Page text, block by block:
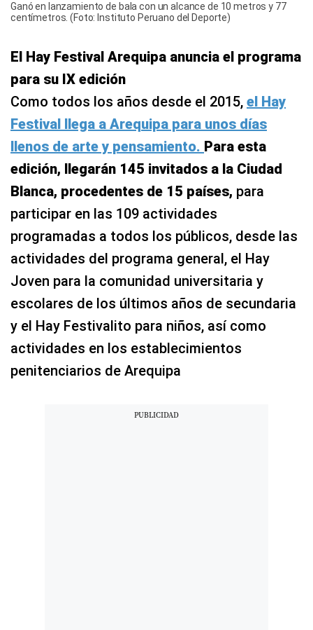
Ganó en lanzamiento de bala con un alcance de 10 metros y 77
centímetros. (Foto: Instituto Peruano del Deporte)
El Hay Festival Arequipa anuncia el programa
para su IX edición
Como todos los años desde el 2015, el Hay
Festival llega a Arequipa para unos días
llenos de arte y pensamiento. Para esta
edición, llegarán 145 invitados a la Ciudad
Blanca, procedentes de 15 países, para
participar en las 109 actividades
programadas a todos los públicos, desde las
actividades del programa general, el Hay
Joven para la comunidad universitaria y
escolares de los últimos años de secundaria
y el Hay Festivalito para niños, así como
actividades en los establecimientos
penitenciarios de Arequipa